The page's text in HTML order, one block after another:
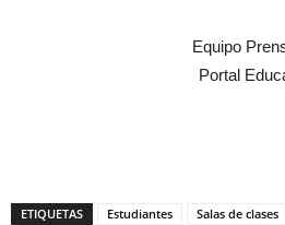
Equipo
Portal
ETIQUETAS Estudiantes Salas de clases